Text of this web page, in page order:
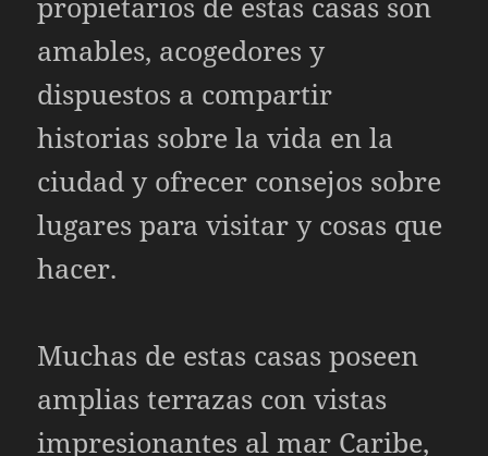
amables, acogedores y
dispuestos a compartir
historias sobre la vida en la
ciudad y ofrecer consejos sobre
lugares para visitar y cosas que
hacer.
Muchas de estas casas poseen
amplias terrazas con vistas
impresionantes al mar Caribe,